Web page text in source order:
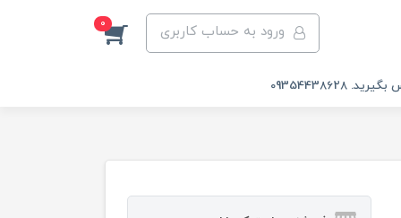
ورود به حساب کاربری 0